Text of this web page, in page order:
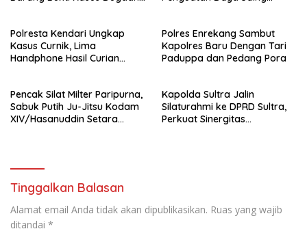
Kejaksaan
Polresta Kendari Ungkap
Kasus Curnik, Lima
Handphone Hasil Curian
Polres Enrekang Sambut
Kapolres Baru Dengan Tari
Paduppa dan Pedang Pora
Pencak Silat Milter Paripurna,
Sabuk Putih Ju-Jitsu Kodam
XIV/Hasanuddin Setara
Kapolda Sultra Jalin
Silaturahmi ke DPRD Sultra,
Perkuat Sinergitas
Tinggalkan Balasan
Alamat email Anda tidak akan dipublikasikan. Ruas yang wajib
ditandai *